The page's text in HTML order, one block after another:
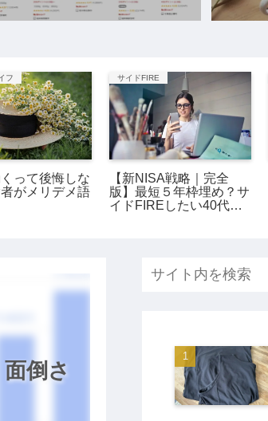
フ
って後悔しな
がメリデメ語
サイドFIRE
【新NISA戦略｜完全
版】最短５年枠埋め？サ
イドFIREしたい40代女
倒さ